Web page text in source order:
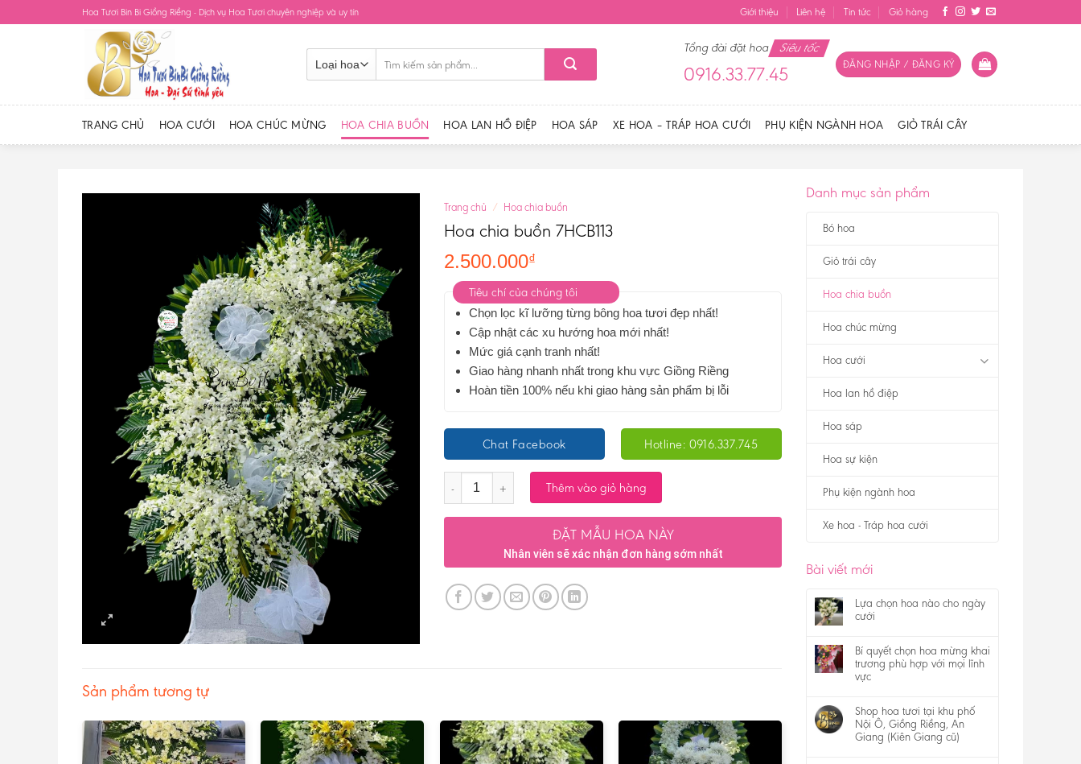
Hoa Tươi Bin Bi Giồng Riềng - Dịch vụ Hoa Tươi chuyên nghiệp và uy tín Giới thiệu Liên hệ Tin tức Giỏ hàng
kiếm:
Tổng đài đặt hoa Siêu tốc
0916.33.77.45 ĐĂNG NHẬP / ĐĂNG KÝ
TRANG CHỦ HOA CƯỚI HOA CHÚC MỪNG HOA CHIA BUỒN HOA LAN HỒ ĐIỆP HOA SÁP XE HOA – TRÁP HOA CƯỚI PHỤ KIỆN NGÀNH HOA GIỎ TRÁI CÂY
Danh mục sản phẩm
Bó hoa
Giỏ trái cây
Hoa chia buồn
Hoa chúc mừng
Hoa cưới
Hoa lan hồ điệp
Hoa sáp
Hoa sự kiện
Phụ kiện ngành hoa
Xe hoa - Tráp hoa cưới
Bài viết mới
Lựa chọn hoa nào cho ngày
cưới
Bí quyết chọn hoa mừng khai
trương phù hợp với mọi lĩnh
vực
Shop hoa tươi tại khu phố
Nội Ô, Giồng Riềng, An
Giang (Kiên Giang cũ)
Trang chủ / Hoa chia buồn
Hoa chia buồn 7HCB113
2.500.000₫
Tiêu chí của chúng tôi
Chọn lọc kĩ lưỡng từng bông hoa tươi đẹp nhất!
Cập nhật các xu hướng hoa mới nhất!
Mức giá cạnh tranh nhất!
Giao hàng nhanh nhất trong khu vực Giồng Riềng
Hoàn tiền 100% nếu khi giao hàng sản phẩm bị lỗi
Chat Facebook Hotline: 0916.337.745
Số lượng Thêm vào giỏ hàng
ĐẶT MẪU HOA NÀY
Nhân viên sẽ xác nhận đơn hàng sớm nhất
Sản phẩm tương tự